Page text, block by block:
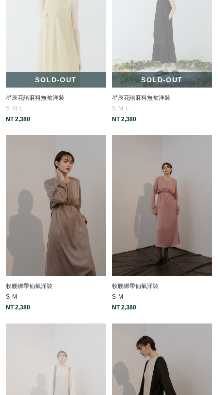
SOLD-OUT
星辰花語麻料無袖洋裝
S M
L
NT 2,380
SOLD-OUT
星辰花語麻料無袖洋裝
S M
L
NT 2,380
收腰綁帶仙氣洋裝
S M
NT 2,380
收腰綁帶仙氣洋裝
S M
NT 2,380